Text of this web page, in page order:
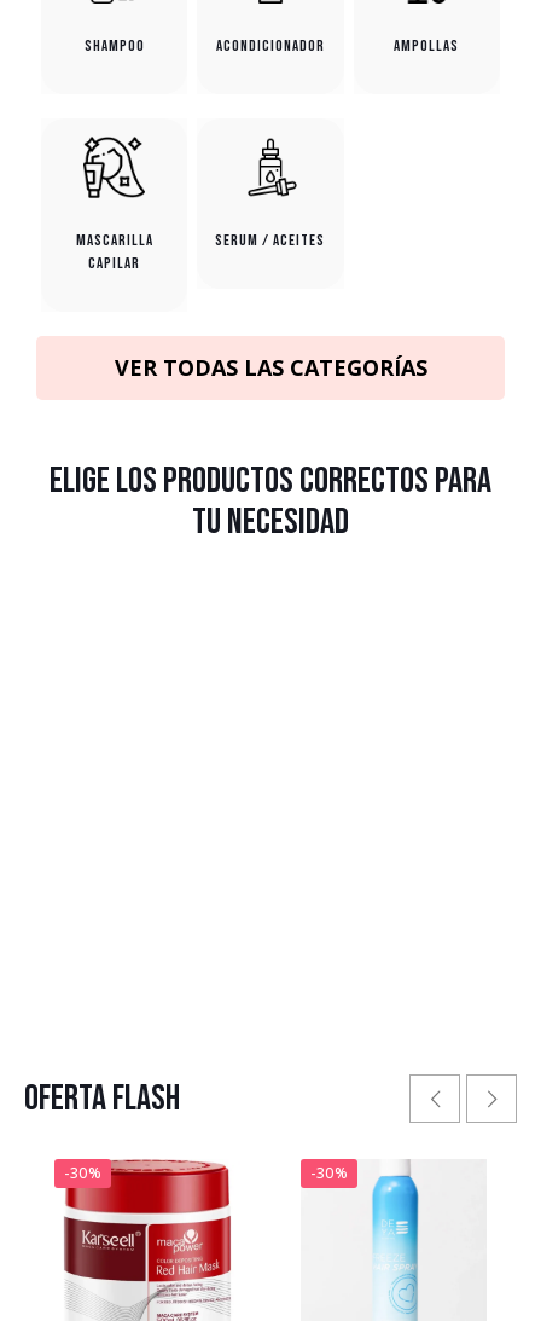
Shampoo Acondicionador Ampollas
Mascarilla
capilar
Serum / Aceites
VER TODAS LAS CATEGORÍAS
Elige los productos correctos para
tu necesidad
Oferta Flash
-30% -30%